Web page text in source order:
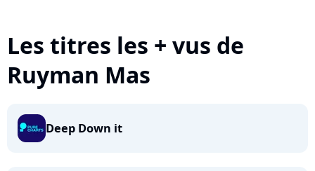
Les titres les + vus de
Ruyman Mas
Deep Down it